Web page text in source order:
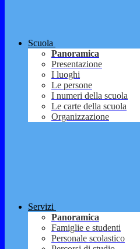
Scuola
Panoramica
Presentazione
I luoghi
Le persone
I numeri della scuola
Le carte della scuola
Organizzazione
Servizi
Panoramica
Famiglie e studenti
Personale scolastico